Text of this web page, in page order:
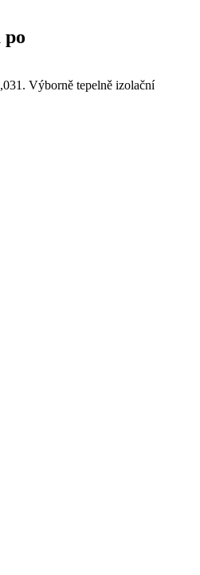
po
Výborně tepelně izolační